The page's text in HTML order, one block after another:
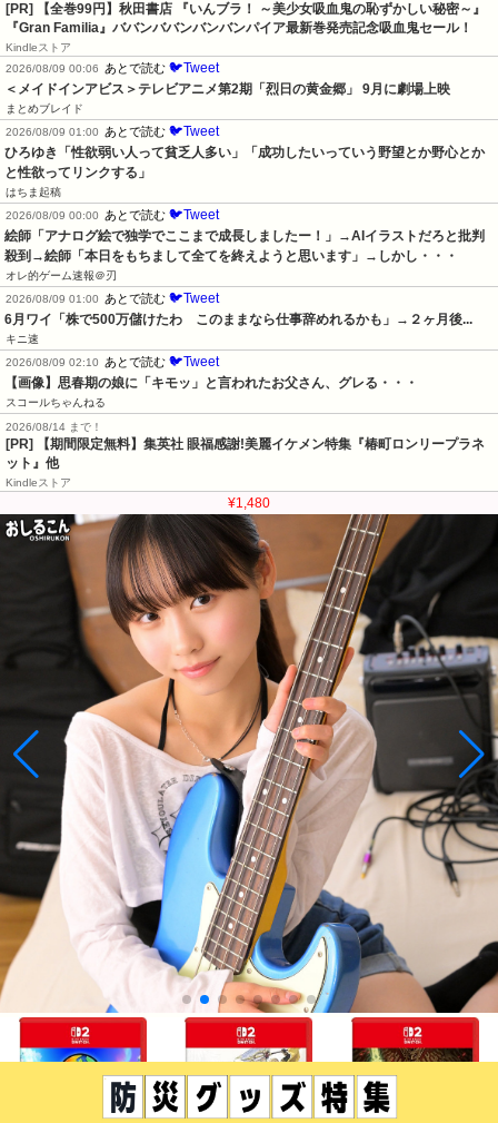
[PR]
【全巻99円】秋田書店 『いんブラ！ ～美少女吸血鬼の恥ずかしい秘密～』
『Gran Familia』ババンババンバンバンパイア最新巻発売記念吸血鬼セール！
Kindleストア
2026/08/09 00:06 あとで読む 🐦Tweet
＜メイドインアビス＞テレビアニメ第2期「烈日の黄金郷」 9月に劇場上映
まとめブレイド
2026/08/09 01:00 あとで読む 🐦Tweet
ひろゆき「性欲弱い人って貧乏人多い」「成功したいっていう野望とか野心とか
と性欲ってリンクする」
はちま起稿
2026/08/09 00:00 あとで読む 🐦Tweet
絵師「アナログ絵で独学でここまで成長しましたー！」→AIイラストだろと批判
殺到→絵師「本日をもちまして全てを終えようと思います」→しかし・・・
オレ的ゲーム速報＠刃
2026/08/09 01:00 あとで読む 🐦Tweet
6月ワイ「株で500万儲けたわ　このままなら仕事辞めれるかも」→２ヶ月後...
キニ速
2026/08/09 02:10 あとで読む 🐦Tweet
【画像】思春期の娘に「キモッ」と言われたお父さん、グレる・・・
スコールちゃんねる
2026/08/14 まで！
[PR] 【期間限定無料】集英社 眼福感謝!美麗イケメン特集『椿町ロンリープラネ
ット』他
Kindleストア
¥1,480